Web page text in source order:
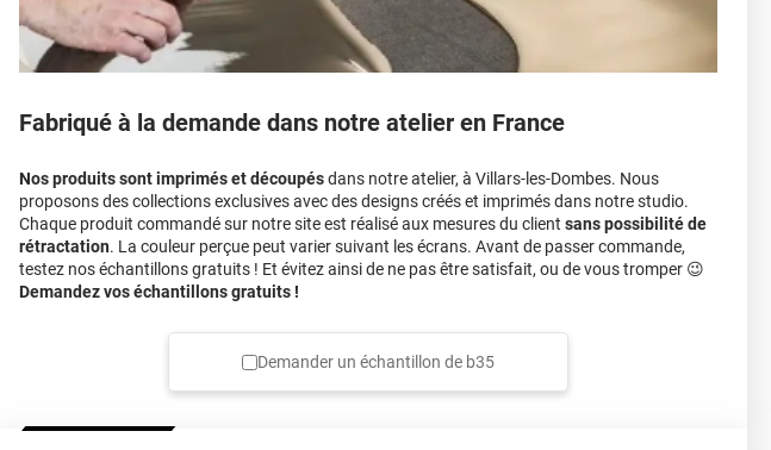
Fabriqué à la demande dans notre atelier en France
Nos produits sont imprimés et découpésdans notre atelier, à Villars-les-Dombes. Nous
proposons des collections exclusives avec des designs créés et imprimés dans notre studio.
Chaque produit commandé sur notre site est réalisé aux mesures du client sans possibilité de
rétractation. La couleur perçue peut varier suivant les écrans. Avant de passer commande,
testez nos échantillons gratuits ! Et évitez ainsi de ne pas être satisfait, ou de vous tromper 😉
Demandez vos échantillons gratuits !
Demander un échantillon de b35